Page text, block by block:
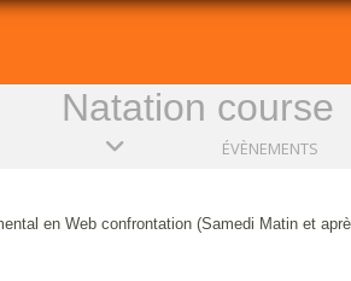
Natation course
ÉVÈNEMENTS
en Web confrontation (Samedi Matin et